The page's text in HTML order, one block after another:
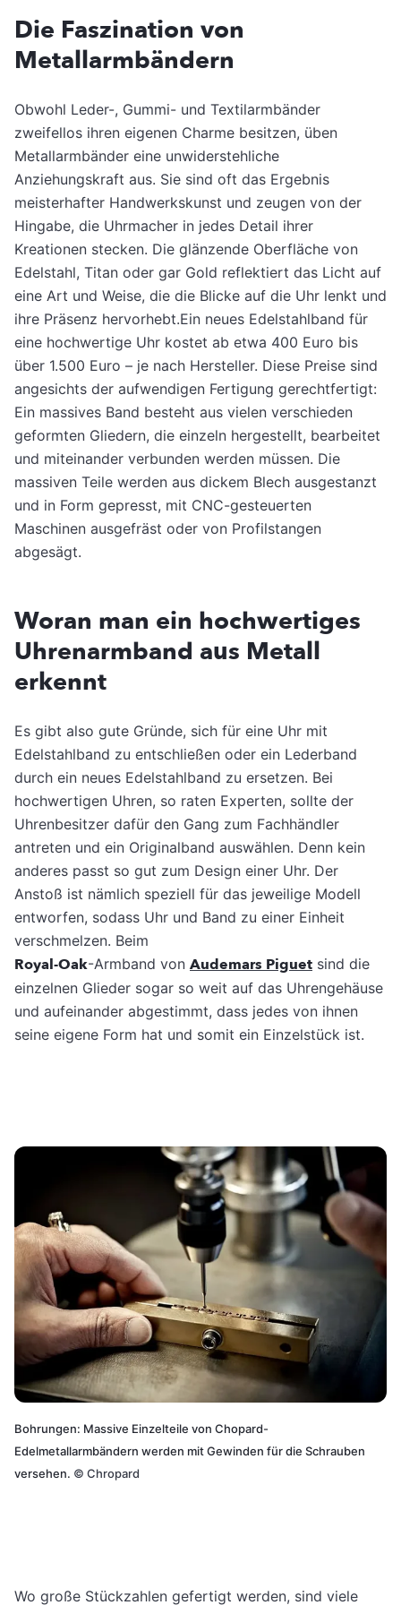
Die Faszination von
Metallarmbändern
Obwohl Leder-, Gummi- und Textilarmbänder
zweifellos ihren eigenen Charme besitzen, üben
Metallarmbänder eine unwiderstehliche
Anziehungskraft aus. Sie sind oft das Ergebnis
meisterhafter Handwerkskunst und zeugen von der
Hingabe, die Uhrmacher in jedes Detail ihrer
Kreationen stecken. Die glänzende Oberfläche von
Edelstahl, Titan oder gar Gold reflektiert das Licht auf
eine Art und Weise, die die Blicke auf die Uhr lenkt und
ihre Präsenz hervorhebt.Ein neues Edelstahlband für
eine hochwertige Uhr kostet ab etwa 400 Euro bis
über 1.500 Euro – je nach Hersteller. Diese Preise sind
angesichts der aufwendigen Fertigung gerechtfertigt:
Ein massives Band besteht aus vielen verschieden
geformten Gliedern, die einzeln hergestellt, bearbeitet
und miteinander verbunden werden müssen. Die
massiven Teile werden aus dickem Blech ausgestanzt
und in Form gepresst, mit CNC-gesteuerten
Maschinen ausgefräst oder von Profilstangen
abgesägt.
Woran man ein hochwertiges
Uhrenarmband aus Metall
erkennt
Es gibt also gute Gründe, sich für eine Uhr mit
Edelstahlband zu entschließen oder ein Lederband
durch ein neues Edelstahlband zu ersetzen. Bei
hochwertigen Uhren, so raten Experten, sollte der
Uhrenbesitzer dafür den Gang zum Fachhändler
antreten und ein Originalband auswählen. Denn kein
anderes passt so gut zum Design einer Uhr. Der
Anstoß ist nämlich speziell für das jeweilige Modell
entworfen, sodass Uhr und Band zu einer Einheit
verschmelzen. Beim
Royal-Oak-Armband von Audemars Piguet sind die
einzelnen Glieder sogar so weit auf das Uhrengehäuse
und aufeinander abgestimmt, dass jedes von ihnen
seine eigene Form hat und somit ein Einzelstück ist.
Bohrungen: Massive Einzelteile von Chopard-
Edelmetallarmbändern werden mit Gewinden für die Schrauben
versehen. © Chropard
Wo große Stückzahlen gefertigt werden, sind viele